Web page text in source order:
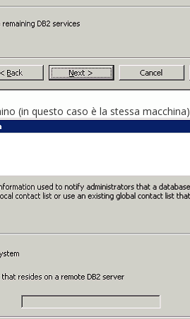
(in questo caso è la stessa macchina)